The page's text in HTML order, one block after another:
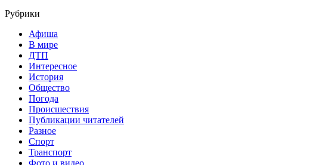
Рубрики
Афиша
В мире
ДТП
Интересное
История
Общество
Погода
Происшествия
Публикации читателей
Разное
Спорт
Транспорт
Фото и видео